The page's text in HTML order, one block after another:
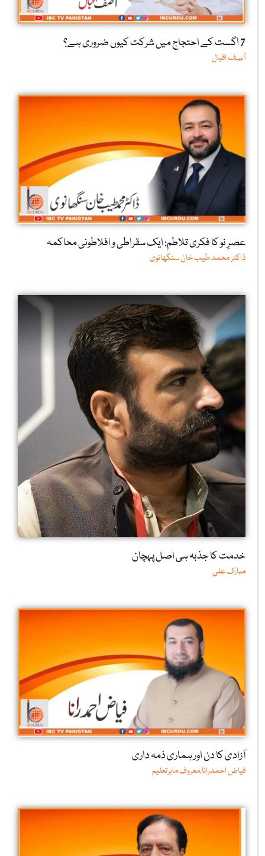
7 اگست کے احتجاج میں شرکت کیوں ضروری ہے؟
آصف اقبال
عصرِ نو کا فکری تلاطم: ایک سقراطی و افلاطونی محاکمہ
ڈاکٹر محمد طیب خان سنگھانوی
خدمت کا جذبہ ہی اصل پہچان
مبارک علی
آزادی کا دن اور ہماری ذمہ داری
فیاض احمدرانا،معروف ماہرتعلیم